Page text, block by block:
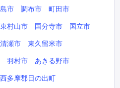
市 調布市 町田市
東村山市 国分寺市 国立市
清瀬市 東久留米市
羽村市 あきる野市
西多摩郡日の出町